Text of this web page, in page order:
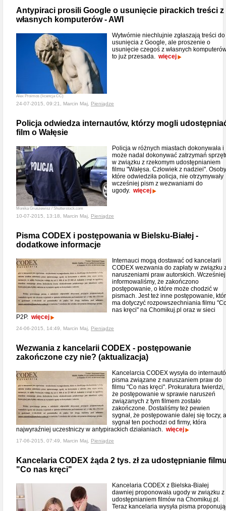
Antypiraci prosili Google o usunięcie pirackich treści z
własnych komputerów - AWI
Alex Proimos (licencja CC)
Wytwórnie niechlujnie zgłaszają treści do
usunięcia z Google, ale proszenie o
usunięcie czegoś z własnych
to już przesada. więcej
24-07-2015, 09:21, Marcin Maj, Pieniądze
Policja odwiedza internautów, którzy mogli
film o Wałęsie
Monika Gruszewisz / Shutterstock.com
Policja w różnych miastach dokonywała i
może nadal dokonywać zatrzymań
w związku z rzekomym udostępnianiem
filmu "Wałęsa. Człowiek z nadziei".
które odwiedziła policja, nie otrzymywały
wcześniej pism z wezwaniami do
ugody. więcej
10-07-2015, 13:18, Marcin Maj, Pieniądze
Pisma CODEX i postępowania w Bielsku-Białej -
dodatkowe informacje
Internauci mogą dostawać od kancelarii
CODEX wezwania do zapłaty w związku
naruszeniami praw autorskich. Wcześniej
informowaliśmy, że zakończono
postępowanie, o które może chodzić w
pismach. Jest też inne postępowanie,
ma dotyczyć rozpowszechniania filmu
nas kręci" na Chomikuj.pl oraz w sieci
P2P. więcej
24-06-2015, 14:49, Marcin Maj, Pieniądze
Wezwania z kancelarii CODEX - postępowanie
zakończone czy nie? (aktualizacja)
Kancelarcia CODEX wysyła do
pisma związane z naruszaniem praw do
filmu "Co nas kręci". Prokuratura twierdzi,
że postępowanie w sprawie naruszeń
związanych z tym filmem zostało
zakończone. Dostaliśmy też pewien
sygnał, że postępowanie dalej się toczy, a
sygnał ten pochodzi od firmy, która
najwyraźniej uczestniczy w antypirackich działaniach. więcej
17-06-2015, 07:49, Marcin Maj, Pieniądze
Kancelaria CODEX żąda 2 tys. zł za udostępnianie
"Co nas kręci"
Kancelaria CODEX z Bielska-Białej
dawniej proponowała ugody w związku z
udostępnianiem filmów na Chomikuj.pl.
Teraz kancelaria wysyła pisma